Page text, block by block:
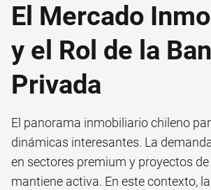
El Mercado
y el Rol de la
Privada
El panorama inmobiliario chileno
dinámicas interesantes. La
en sectores premium y proyectos
mantiene activa. En este contexto,